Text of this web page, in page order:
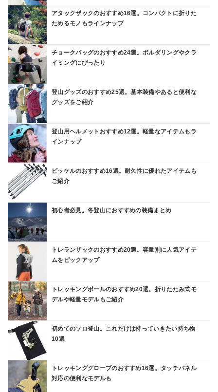
アタックザックのおすすめ16選。コンパクトに折りた
ためるモノもラインナップ
チョークバッグのおすすめ24選。ボルダリングやクラ
イミングにぴったり
登山グッズのおすすめ25選。基本装備やあると便利な
グッズをご紹介
登山用ヘルメットおすすめ12選。軽量なアイテムもラ
インナップ
ピッケルのおすすめ16選。耐久性に優れたアイテムも
ご紹介
初心者必見。冬登山におすすめの装備まとめ
トレランザックのおすすめ20選。容量別に人気アイテ
ムをピックアップ
トレッキングポールのおすすめ20選。折りたたみ式モ
デルや軽量モデルもご紹介
初めてのソロ登山。これだけは持っていきたい持ち物
10選
トレッキンググローブのおすすめ16選。タッチパネル
対応の便利なモデルも